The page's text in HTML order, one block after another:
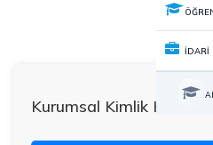
İDARİ
Kurumsal Kimlik Kılavuzu